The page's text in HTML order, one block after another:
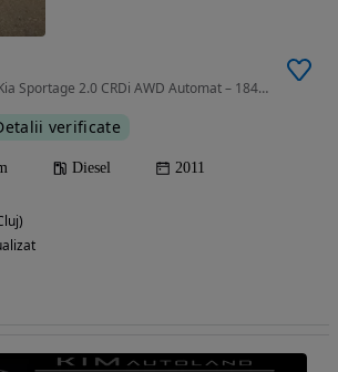
1991 cm3 • 150 CP • Kia Sportage 2.0 CRDi AWD Automat – 184 CP
verificate
Diesel 2011